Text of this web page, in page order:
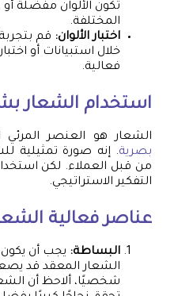
تكون الألوان مفضلة
المختلفة.
اختبار الألوان: قم
فعالية.
استخدام الشعار
الشعار هو العنصر المرئي
بصرية. إنه صورة تمثيلية
من قبل العملاء. لكن
التفكير الاستراتيجي.
عناصر فعالية
البساطة: يجب أن
الشعار المعقد قد